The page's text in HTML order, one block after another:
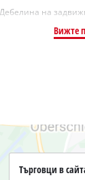
Дебелина на
Вижте
Търговци в